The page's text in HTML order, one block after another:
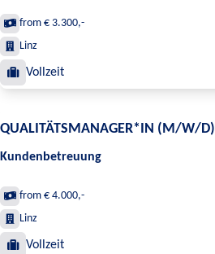
from € 3.300,-
Linz
Vollzeit
QUALITÄTSMANAGER*IN (M/W/D)
Kundenbetreuung
from € 4.000,-
Linz
Vollzeit